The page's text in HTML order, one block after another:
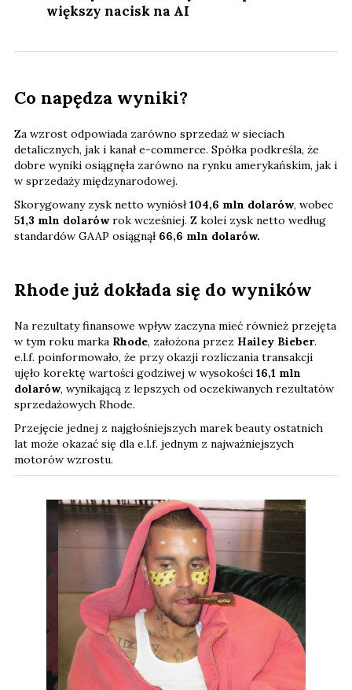
większy nacisk na AI
Co napędza wyniki?
Za wzrost odpowiada zarówno sprzedaż w sieciach
detalicznych, jak i kanał e-commerce. Spółka podkreśla, że
dobre wyniki osiągnęła zarówno na rynku amerykańskim, jak i
w sprzedaży międzynarodowej.
Skorygowany zysk netto wyniósł104,6 mln dolarów, wobec
51,3 mln dolarówrok wcześniej. Z kolei zysk netto według
standardów GAAP osiągnął 66,6 mln dolarów.
Rhode już dokłada się do wyników
Na rezultaty finansowe wpływ zaczyna mieć również przejęta
w tym roku marka Rhode, założona przez Hailey Bieber.
e.l.f. poinformowało, że przy okazji rozliczania transakcji
ujęło korektę wartości godziwej w wysokości 16,1 mln
dolarów, wynikającą z lepszych od oczekiwanych rezultatów
sprzedażowych Rhode.
Przejęcie jednej z najgłośniejszych marek beauty ostatnich
lat może okazać się dla e.l.f. jednym z najważniejszych
motorów wzrostu.